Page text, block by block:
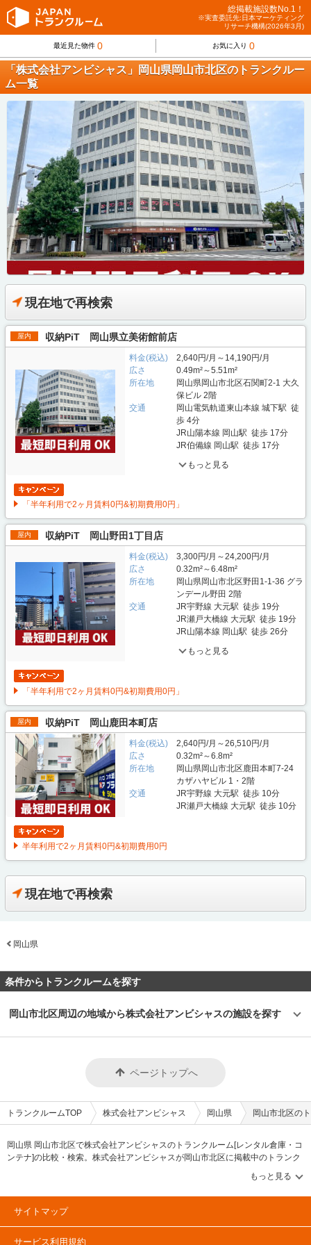
総掲載施設数No.1！
※実査委託先:日本マーケティング
リサーチ機構(2026年3月)
最近見た物件 0 お気に入り 0
「株式会社アンビシャス」岡山県岡山市北区のトランクルー
ム一覧
現在地で再検索
屋内 収納PiT 岡山県立美術館前店
料金(税込)
2,640円/月～14,190円/月
広さ
0.49m²～5.51m²
所在地
岡山県岡山市北区石関町2-1 大久
保ビル 2階
交通
岡山電気軌道東山本線 城下駅 徒
歩 4分
JR山陽本線 岡山駅 徒歩 17分
JR伯備線 岡山駅 徒歩 17分
もっと見る
「半年利用で2ヶ月賃料0円&初期費用0円」
屋内 収納PiT 岡山野田1丁目店
料金(税込)
3,300円/月～24,200円/月
広さ
0.32m²～6.48m²
所在地
岡山県岡山市北区野田1-1-36 グラ
ンデール野田 2階
交通
JR宇野線 大元駅 徒歩 19分
JR瀬戸大橋線 大元駅 徒歩 19分
JR山陽本線 岡山駅 徒歩 26分
もっと見る
「半年利用で2ヶ月賃料0円&初期費用0円」
屋内 収納PiT 岡山鹿田本町店
料金(税込)
2,640円/月～26,510円/月
広さ
0.32m²～6.8m²
所在地
岡山県岡山市北区鹿田本町7-24
カザハヤビル 1・2階
交通
JR宇野線 大元駅 徒歩 10分
JR瀬戸大橋線 大元駅 徒歩 10分
半年利用で2ヶ月賃料0円&初期費用0円
現在地で再検索
岡山県
条件からトランクルームを探す
岡山市北区周辺の地域から株式会社アンビシャスの施設を探す
ページトップへ
トランクルームTOP 株式会社アンビシャス 岡山県 岡山市北区の
岡山県 岡山市北区で株式会社アンビシャスのトランクルーム[レンタル倉庫・コ
ンテナ]の比較・検索。株式会社アンビシャスが岡山市北区に掲載中のトランク
ルーム・レンタル倉庫・レンタルコンテナなどの収納スペースを、借りたい地
域から探して、広さ・料金[賃料]・セキュリティ・空調完備・24時間出し入れ可
能などの希望条件で絞込み！豊富な物件数から様々な方法でご希望の収納スペ
ースを簡単に探せるトランクルーム情報サイトです。株式会社アンビシャスで
サイトマップ
サービス利用規約